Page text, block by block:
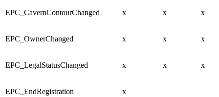
EPC_CavernContourChanged x x x
EPC_OwnerChanged x x x
EPC_LegalStatusChanged x x x
EPC_EndRegistration x